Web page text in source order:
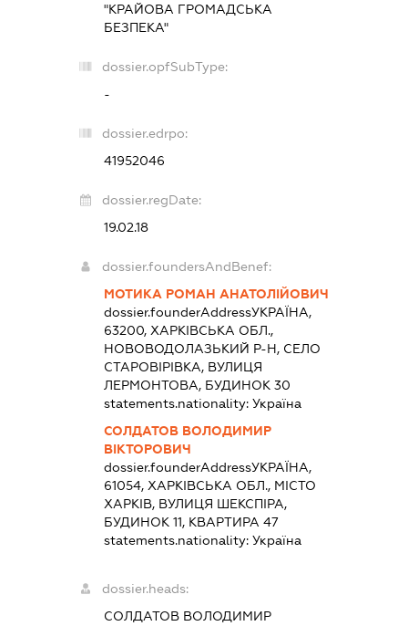
"КРАЙОВА ГРОМАДСЬКА
БЕЗПЕКА"
dossier.opfSubType:
-
dossier.edrpo:
41952046
dossier.regDate:
19.02.18
dossier.foundersAndBenef:
МОТИКА РОМАН АНАТОЛІЙОВИЧ
dossier.founderAddressУКРАЇНА,
63200, ХАРКІВСЬКА ОБЛ.,
НОВОВОДОЛАЗЬКИЙ Р-Н, СЕЛО
СТАРОВІРІВКА, ВУЛИЦЯ
ЛЕРМОНТОВА, БУДИНОК 30
statements.nationality:Україна
СОЛДАТОВ ВОЛОДИМИР
ВІКТОРОВИЧ
dossier.founderAddressУКРАЇНА,
61054, ХАРКІВСЬКА ОБЛ., МІСТО
ХАРКІВ, ВУЛИЦЯ ШЕКСПІРА,
БУДИНОК 11, КВАРТИРА 47
statements.nationality:Україна
dossier.heads:
СОЛДАТОВ ВОЛОДИМИР